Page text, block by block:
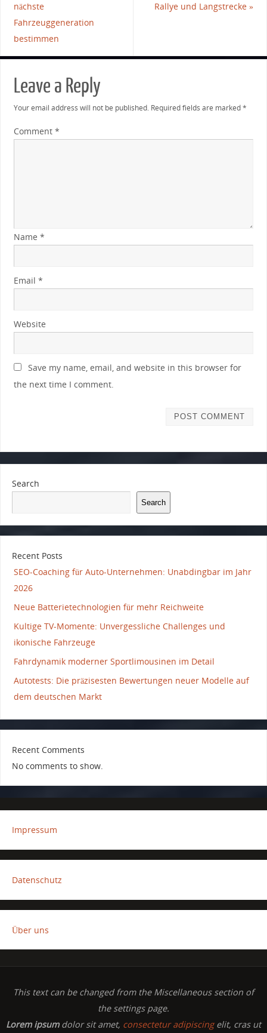
nächste
Fahrzeuggeneration
bestimmen
Rallye und Langstrecke»
Leave a Reply
Your email address will not be published. Required fields are marked*
Comment *
Name *
Email *
Website
Save my name, email, and website in this browser for
the next time I comment.
Search
Search
Recent Posts
SEO-Coaching für Auto-Unternehmen: Unabdingbar im Jahr
2026
Neue Batterietechnologien für mehr Reichweite
Kultige TV-Momente: Unvergessliche Challenges und
ikonische Fahrzeuge
Fahrdynamik moderner Sportlimousinen im Detail
Autotests: Die präzisesten Bewertungen neuer Modelle auf
dem deutschen Markt
Recent Comments
No comments to show.
Impressum
Datenschutz
Über uns
This text can be changed from the Miscellaneous section of
the settings page.
Lorem ipsumdolor sit amet, consectetur adipiscingelit, cras ut